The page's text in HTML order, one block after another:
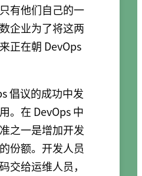
有他们自己的一
企业为了将这两
正在朝 DevOps
倡议的成功中发
。在 DevOps 中
之一是增加开发
份额。开发人员
交给运维人员，